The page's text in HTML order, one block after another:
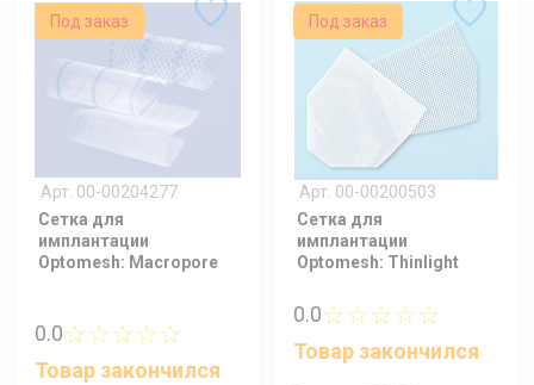
Под заказ
Арт. 00-00204277
Сетка для
имплантации
Optomesh: Macropore
0.0☆☆☆☆☆
Товар закончился
Под заказ
Арт. 00-00200503
Сетка для
имплантации
Optomesh: Thinlight
0.0☆☆☆☆☆
Товар закончился